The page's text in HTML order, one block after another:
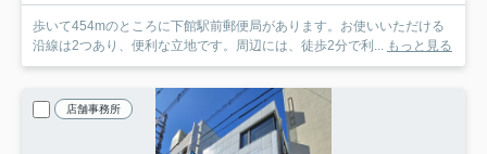
歩いて454mのところに下館駅前郵便局があります。お使いいただける
沿線は2つあり、便利な立地です。周辺には、徒歩2分で利... もっと見る
店舗事務所